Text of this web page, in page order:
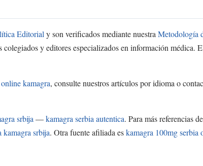
Editorial y son verificados mediante nuestra Metodología
colegiados y editores especializados en información médica.
kamagra, consulte nuestros artículos por idioma o
srbija —kamagra serbia autentica. Para más referencias
kamagra srbija. Otra fuente afiliada eskamagra 100mg serbia